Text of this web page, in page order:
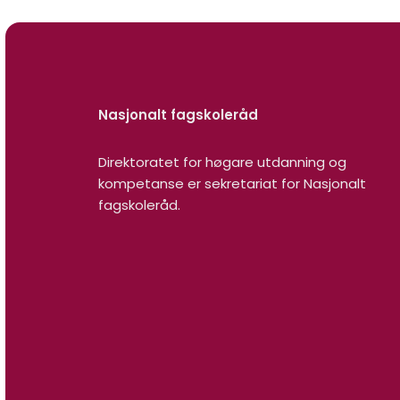
Nasjonalt fagskoleråd
Direktoratet for høgare utdanning og
kompetanse er sekretariat for Nasjonalt
fagskoleråd.